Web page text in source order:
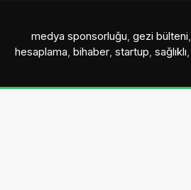
medya sponsorluğu, gezi bülteni,
hesaplama, bihaber, startup, sağlıklı,